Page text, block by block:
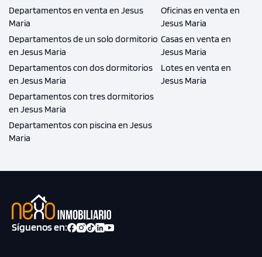
Departamentos en venta en Jesus
Maria
Departamentos de un solo dormitorio
en Jesus Maria
Departamentos con dos dormitorios
en Jesus Maria
Departamentos con tres dormitorios
en Jesus Maria
Departamentos con piscina en Jesus
Maria
Oficinas en venta en
Jesus Maria
Casas en venta en
Jesus Maria
Lotes en venta en
Jesus Maria
Síguenos en: